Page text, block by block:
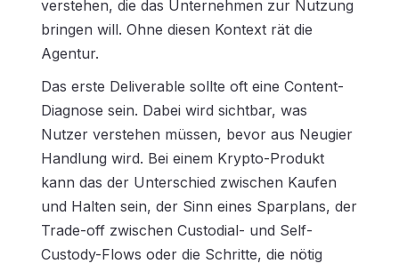
verstehen, die das Unternehmen zur Nutzung
bringen will. Ohne diesen Kontext rät die
Agentur.
Das erste Deliverable sollte oft eine Content-
Diagnose sein. Dabei wird sichtbar, was
Nutzer verstehen müssen, bevor aus Neugier
Handlung wird. Bei einem Krypto-Produkt
kann das der Unterschied zwischen Kaufen
und Halten sein, der Sinn eines Sparplans, der
Trade-off zwischen Custodial- und Self-
Custody-Flows oder die Schritte, die nötig